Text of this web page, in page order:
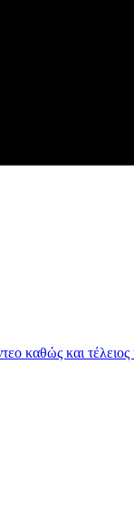
καθώς και τέλειος